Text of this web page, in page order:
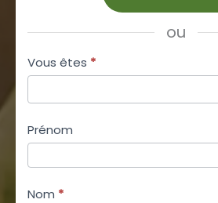
ou
Formulaire
simple
avec
téléphone
Vous êtes *
êtes
Prénom
Nom *